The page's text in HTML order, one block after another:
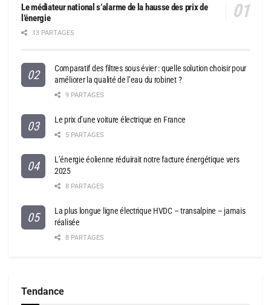
Le médiateur national s’alarme de la hausse des prix de
l’énergie
13 PARTAGES
Comparatif des filtres sous évier : quelle solution choisir pour
améliorer la qualité de l’eau du robinet ?
9 PARTAGES
Le prix d’une voiture électrique en France
5 PARTAGES
L’énergie éolienne réduirait notre facture énergétique vers
2025
8 PARTAGES
La plus longue ligne électrique HVDC – transalpine – jamais
réalisée
8 PARTAGES
Tendance